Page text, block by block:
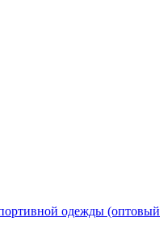
одежды (оптовый